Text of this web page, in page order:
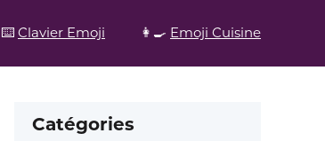
⌨️ Clavier Emoji 👩‍🍳 Emoji Cuisine
Catégories